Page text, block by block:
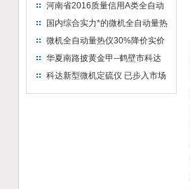
河南省2016质量信用A类全自动
量热仪
国内综合实力*的微机全自动量热
仪制造企业
微机全自动量热仪30%降价实价
出售
华夏南路披黄金甲--鹤壁市科达
仪器仪表有限公司
科达新型微机定硫仪 已步入市场